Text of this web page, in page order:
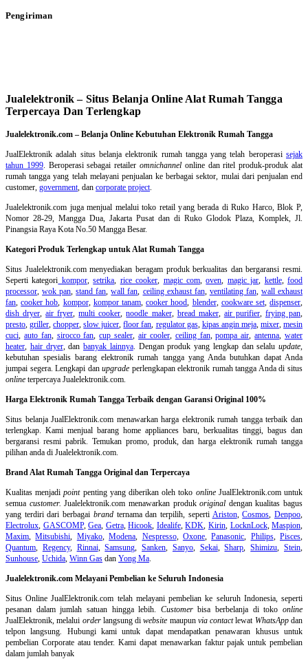
Pengiriman
Jualelektronik – Situs Belanja Online Alat Rumah Tangga
Terpercaya Dan Terlengkap
Jualelektronik.com – Belanja Online Kebutuhan Elektronik Rumah Tangga
JualElektronik adalah situs belanja elektronik rumah tanggayang telah beroperasisejak
tahun 1999. Beroperasi sebagai retaileromnichannel online dan ritel produk-produk alat
rumah tangga yang telah melayani penjualan ke berbagai sektor, mulai dari penjualan end
customer, government, dan corporate project.
Jualelektronik.com juga menjual melalui toko retail yang berada di Ruko Harco, Blok P,
Nomor 28-29, Mangga Dua, Jakarta Pusat dan di Ruko Glodok Plaza, Komplek, Jl.
Pinangsia Raya Kota No.50 Mangga Besar.
Kategori Produk Terlengkap untuk Alat Rumah Tangga
Situs Jualelektronik.com menyediakan beragam produk berkualitas dan bergaransi resmi.
Seperti kategori kompor,setrika, rice cooker, magic com,oven, magic jar, kettle,food
processor,wok pan,stand fan,wall fan, ceiling exhaust fan, ventilating fan, wall exhaust
fan,cooker hob, kompor, kompor tanam,cooker hood, blender, cookware set,dispenser,
dish dryer,air fryer,multi cooker,noodle maker, bread maker, air purifier, frying pan,
presto,griller,chopper,slow juicer,floor fan, regulator gas, kipas angin meja, mixer,mesin
cuci, auto fan, sirocco fan,cup sealer,air cooler, ceiling fan,pompa air,antenna,water
heater, hair dryer, dan banyak lainnya. Dengan produk yang lengkap dan selalu update,
kebutuhan spesialis barang elektronik rumah tangga yang Anda butuhkan dapat Anda
jumpai segera. Lengkapi danupgrade perlengkapan elektronik rumah tangga Anda di situs
online terpercaya Jualelektronik.com.
Harga Elektronik Rumah Tangga Terbaik dengan Garansi Original 100%
Situs belanjaJualElektronik.com menawarkan harga elektronik rumah tangga terbaik dan
terlengkap. Kami menjual barang home appliances baru, berkualitas tinggi, bagus dan
bergaransi resmi pabrik. Temukan promo, produk, dan harga elektronik rumah tangga
pilihan anda di Jualelektronik.com.
Brand Alat Rumah Tangga Original dan Terpercaya
Kualitas menjadipointpenting yang diberikan oleh toko onlineJualElektronik.com untuk
semua customer. Jualelektronik.com menawarkan produkoriginal dengan kualitas bagus
yang terdiri dari berbagai brandternama dan terpilih, seperti Ariston,Cosmos,Denpoo,
Electrolux, GASCOMP,Gea, Getra,Hicook, Idealife,KDK, Kirin, LocknLock,Maspion,
Maxim,Mitsubishi, Miyako,Modena, Nespresso, Oxone,Panasonic, Philips, Pisces,
Quantum, Regency, Rinnai,Samsung,Sanken, Sanyo, Sekai,Sharp,Shimizu,Stein,
Sunhouse, Uchida, Winn Gas dan Yong Ma.
Jualelektronik.com Melayani Pembelian ke Seluruh Indonesia
Situs Online JualElektronik.com telah melayani pembelian ke seluruh Indonesia, seperti
pesanan dalam jumlah satuan hingga lebih. Customerbisa berbelanja di tokoonline
JualElektronik, melalui orderlangsung diwebsite maupun via contactlewat WhatsAppdan
telpon langsung. Hubungi kami untuk dapat mendapatkan penawaran khusus untuk
pembelian Corporate atau tender. Kami dapat menawarkan faktur pajak untuk pembelian
dalam jumlah banyak